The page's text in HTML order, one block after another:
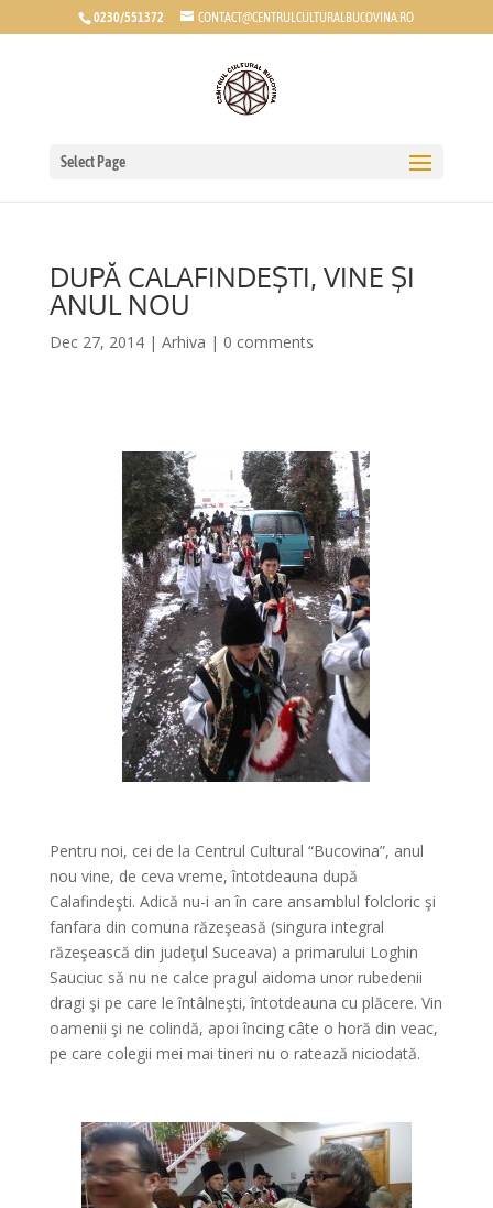
0230/551372 CONTACT@CENTRULCULTURALBUCOVINA.RO
Select Page
DUPĂ CALAFINDEŞTI, VINE ŞI
ANUL NOU
Dec 27, 2014| Arhiva | 0 comments
Pentru noi, cei de la Centrul Cultural “Bucovina”, anul
nou vine, de ceva vreme, întotdeauna după
Calafindeşti. Adică nu-i an în care ansamblul folcloric şi
fanfara din comuna răzeşeasă (singura integral
răzeşească din judeţul Suceava) a primarului Loghin
Sauciuc să nu ne calce pragul aidoma unor rubedenii
dragi şi pe care le întâlneşti, întotdeauna cu plăcere. Vin
oamenii şi ne colindă, apoi încing câte o horă din veac,
pe care colegii mei mai tineri nu o ratează niciodată.